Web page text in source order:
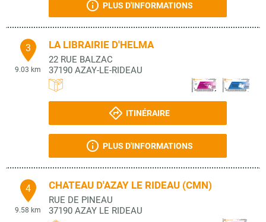
PLUS D'INFORMATIONS
3
9.03 km
LA LIBRAIRIE D'HELMA
22 RUE BALZAC
37190 AZAY-LE-RIDEAU
ITINÉRAIRE
PLUS D'INFORMATIONS
4
9.58 km
CHATEAU D'AZAY LE RIDEAU (CMN)
RUE DE PINEAU
37190 AZAY LE RIDEAU